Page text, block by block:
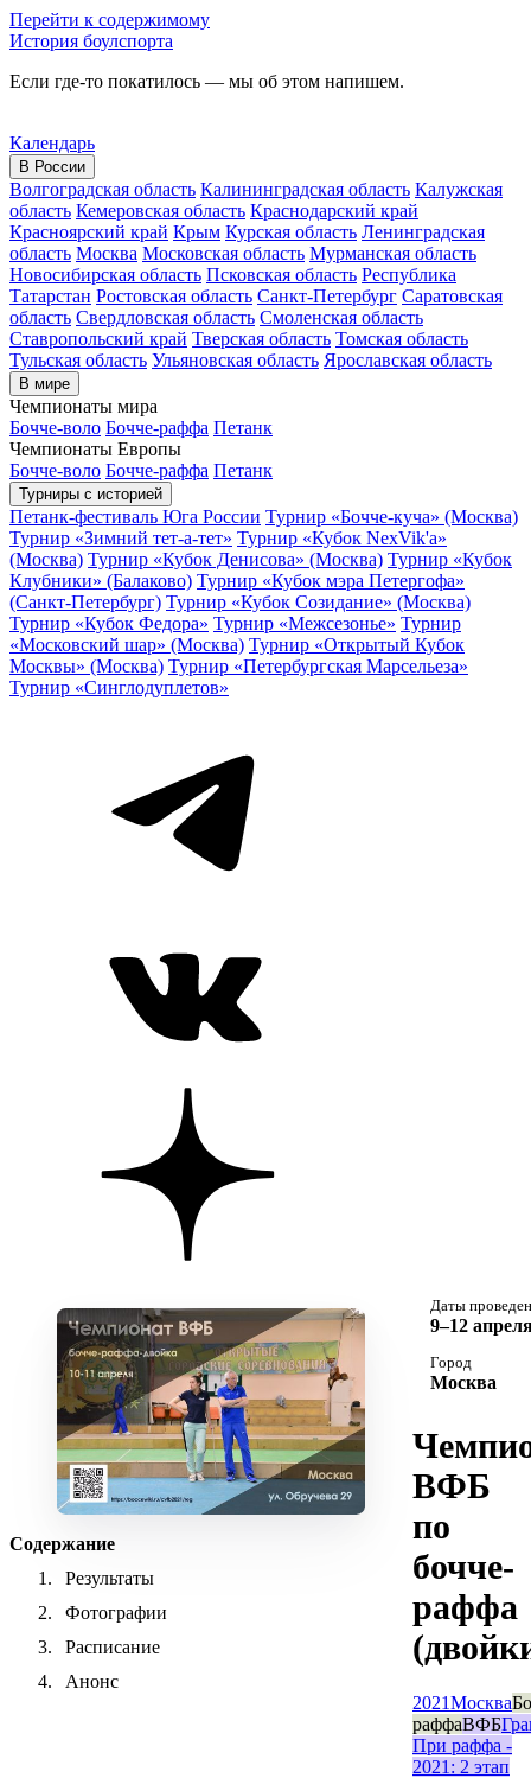
Перейти к содержимому
История боулспорта
Если где-то покатилось — мы об этом напишем.
Календарь
В России
Волгоградская область Калининградская область Калужская
область Кемеровская область Краснодарский край
Красноярский край Крым Курская область Ленинградская
область Москва Московская область Мурманская область
Новосибирская область Псковская область Республика
Татарстан Ростовская область Санкт-Петербург Саратовская
область Свердловская область Смоленская область
Ставропольский край Тверская область Томская область
Тульская область Ульяновская область Ярославская область
В мире
Чемпионаты мира
Бочче-воло Бочче-раффа Петанк
Чемпионаты Европы
Бочче-воло Бочче-раффа Петанк
Турниры с историей
Петанк-фестиваль Юга России Турнир «Бочче-куча» (Москва)
Турнир «Зимний тет-а-тет» Турнир «Кубок NexVik'a»
(Москва) Турнир «Кубок Денисова» (Москва) Турнир «Кубок
Клубники» (Балаково) Турнир «Кубок мэра Петергофа»
(Санкт-Петербург) Турнир «Кубок Созидание» (Москва)
Турнир «Кубок Федора» Турнир «Межсезонье» Турнир
«Московский шар» (Москва) Турнир «Открытый Кубок
Москвы» (Москва) Турнир «Петербургская Марсельеза»
Турнир «Синглодуплетов»
Содержание
Результаты
Фотографии
Расписание
Анонс
Даты
9–12
Город
Москва
ВФБ
по
бочче-
раффа
2021Москва
раффаВФБ
При раффа -
2021: 2 этап